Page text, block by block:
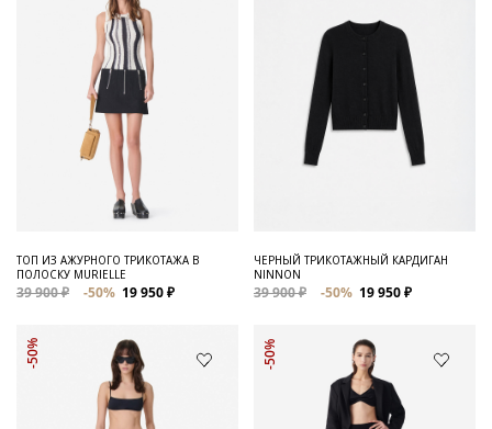
ТОП ИЗ АЖУРНОГО ТРИКОТАЖА В
ПОЛОСКУ MURIELLE
39 900 ₽ -50% 19 950 ₽
ЧЕРНЫЙ ТРИКОТАЖНЫЙ КАРДИГАН
NINNON
39 900 ₽ -50% 19 950 ₽
-50% -50%